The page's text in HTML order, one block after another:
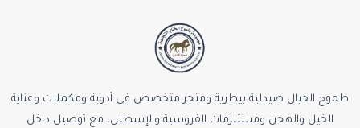
طموح الخيال صيدلية بيطرية ومتجر متخصص في أدوية ومكملات وعناية
الخيل والهجن ومستلزمات الفروسية والإسطبل، مع توصيل داخل